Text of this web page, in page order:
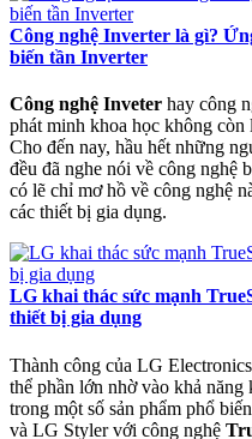
Công nghệ Inverter là gì?
biến tần Inverter
Công nghệ Inveter hay công
phát minh khoa học không
Cho đến nay, hầu hết những
đều đã nghe nói về công nghệ
có lẽ chỉ mơ hồ về công nghệ
các thiết bị gia dụng.
LG khai thác sức mạnh
thiết bị gia dụng
Thành công của LG
thể phần lớn nhờ vào khả
trong một số sản phẩm phổ
và LG Styler với công nghệ